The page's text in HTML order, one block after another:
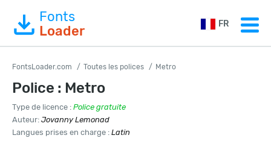
Fonts
Loader
FR
FontsLoader.com Toutes les polices Metro
Police : Metro
Type de licence : Police gratuite
Auteur: Jovanny Lemonad
Langues prises en charge : Latin